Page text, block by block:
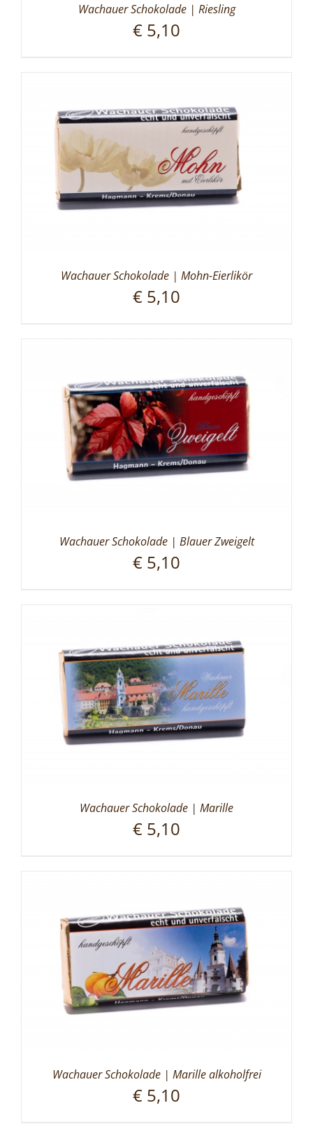
Wachauer Schokolade | Riesling
€ 5,10
Wachauer Schokolade | Mohn-Eierlikör
€ 5,10
Wachauer Schokolade | Blauer Zweigelt
€ 5,10
Wachauer Schokolade | Marille
€ 5,10
Wachauer Schokolade | Marille alkoholfrei
€ 5,10